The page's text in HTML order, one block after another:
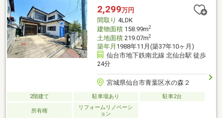
歩18分/自転車6分）・みやぎ生協 桜ケ丘店様450ｍ（徒歩6分/車
1分）・ファミリーマート川平一丁目店様220ｍ（
2,299万円
間取り 4LDK
建物面積158.99m2
土地面積219.07m2
築年月 1988年11月(築37年10ヶ月)
仙台市地下鉄南北線 北仙台駅 徒歩
24分
宮城県仙台市青葉区水の森２
2階建て 駐車場あり 駐車2台
所有権
リフォームリノベーシ
ョン